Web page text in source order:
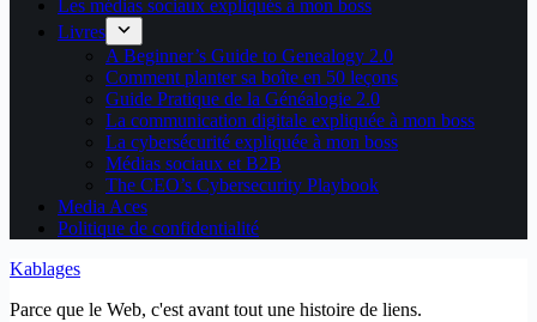
Les médias sociaux expliqués à mon boss
Livres
A Beginner’s Guide to Genealogy 2.0
Comment planter sa boîte en 50 leçons
Guide Pratique de la Généalogie 2.0
La communication digitale expliquée à mon boss
La cybersécurité expliquée à mon boss
Médias sociaux et B2B
The CEO’s Cybersecurity Playbook
Media Aces
Politique de confidentialité
Kablages
Parce que le Web, c'est avant tout une histoire de liens.